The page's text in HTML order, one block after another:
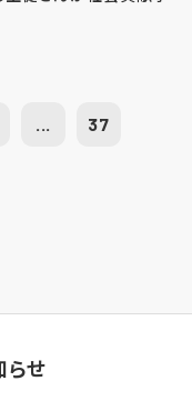
... 37
らせ